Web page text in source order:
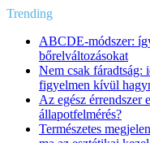
Trending
ABCDE‑módszer:
bőrelváltozásokat
Nem csak fáradtság:
figyelmen kívül
Az egész érrendszer
állapotfelmérés?
Természetes